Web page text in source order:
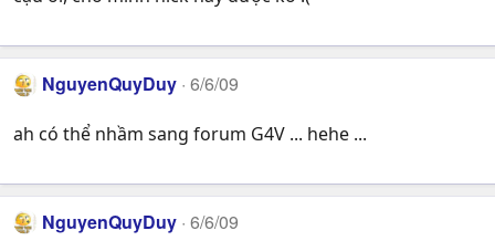
NguyenQuyDuy 6/6/09
ah có thể nhầm sang forum G4V ... hehe ...
NguyenQuyDuy 6/6/09